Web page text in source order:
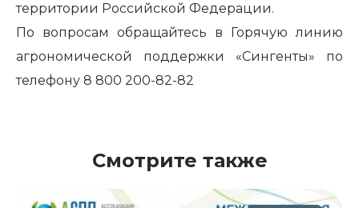
территории Российской Федерации.
По вопросам обращайтесь в Горячую линию
агрономической поддержки «Сингенты» по
телефону 8 800 200-82-82
Смотрите также